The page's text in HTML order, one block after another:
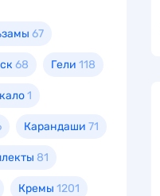
67
68 Гели 118
1
Карандаши 71
81
Кремы 1201